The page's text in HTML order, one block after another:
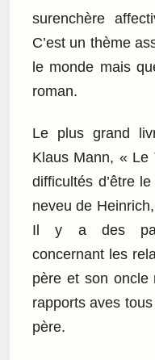
surenchère
C’est un thème
le monde mais
roman.
Le plus grand
Klaus Mann, « Le
difficultés d’être
neveu de
Il y a des
concernant les
père et son oncle
rapports aves
père.